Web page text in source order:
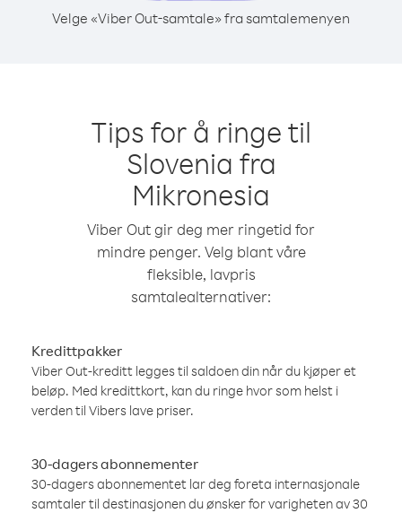
Velge «Viber Out-samtale» fra samtalemenyen
Tips for å ringe til
Slovenia fra
Mikronesia
Viber Out gir deg mer ringetid for
mindre penger. Velg blant våre
fleksible, lavpris
samtalealternativer:
Kredittpakker
Viber Out-kreditt legges til saldoen din når du kjøper et
beløp. Med kredittkort, kan du ringe hvor som helst i
verden til Vibers lave priser.
30-dagers abonnementer
30-dagers abonnementet lar deg foreta internasjonale
samtaler til destinasjonen du ønsker for varigheten av 30